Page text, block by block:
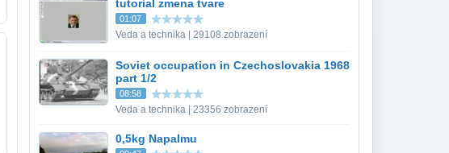
tutorial zmena tvare
01:07
Veda a technika | 29108 zobrazení
Soviet occupation in Czechoslovakia 1968
part 1/2
08:58
Veda a technika | 23356 zobrazení
0,5kg Napalmu